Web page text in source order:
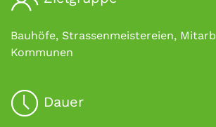
Bauhöfe, Strassenmeistereien,
Kommunen
Dauer